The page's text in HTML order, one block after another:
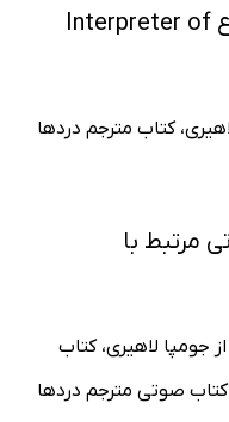
کتاب‌های الکترونیک با موضوع Interpreter of
کتاب مترجم دردها
مرتبط با
جومپا لاهیری، کتاب
کتاب صوتی مترجم دردها